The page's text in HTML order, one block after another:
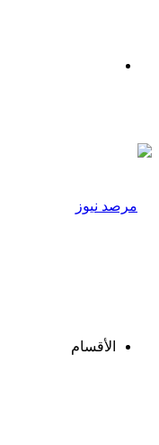
الأقسام